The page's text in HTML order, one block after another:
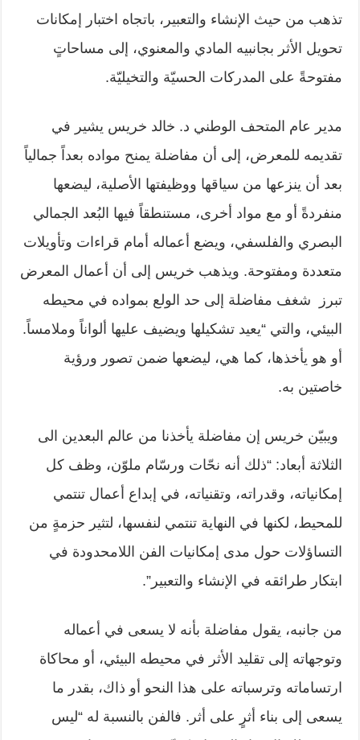
تذهب من حيث الإنشاء والتعبير، باتجاه اختبار إمكانات
تحويل الأثر بجانبيه المادي والمعنوي، إلى مساحاتٍ
مفتوحةً على المدركات الحسيّة والتخيليّة.
مدير عام المتحف الوطني د. خالد خريس يشير في
تقديمه للمعرض، إلى أن مفاضلة يمنح مواده بعداً جمالياً
بعد أن ينزعها من سياقها ووظيفتها الأصلية، ليضعها
منفردةً أو مع مواد أخرى، مستنطقاً فيها البُعد الجمالي
البصري والفلسفي، ويضع أعماله أمام قراءات وتأويلات
متعددة ومفتوحة. ويذهب خريس إلى أن أعمال المعرض
تبرز شغف مفاضلة إلى حد الولع بمواده في محيطه
البيئي، والتي “يعيد تشكيلها ويضيف عليها ألواناً وملامساً.
أو هو يأخذها، كما هي، ليضعها ضمن تصور ورؤية
خاصتين به.
ويبيّن خريس إن مفاضلة يأخذنا من عالم البعدين الى
الثلاثة أبعاد: “ذلك أنه نحّات ورسّام ملوّن، وظف كل
إمكانياته، وقدراته، وتقنياته، في إبداع أعمال تنتمي
للمحيط، لكنها في النهاية تنتمي لنفسها، لتثير حزمةٍ من
التساؤلات حول مدى إمكانيات الفن اللامحدودة في
ابتكار طرائقه في الإنشاء والتعبير”.
من جانبه، يقول مفاضلة بأنه لا يسعى في أعماله
وتوجهاته إلى تقليد الأثر في محيطه البيئي، أو محاكاة
ارتساماته وترسباته على هذا النحو أو ذاك، بقدر ما
يسعى إلى بناء أثرٍ على أثر. فالفن بالنسبة له “ليس